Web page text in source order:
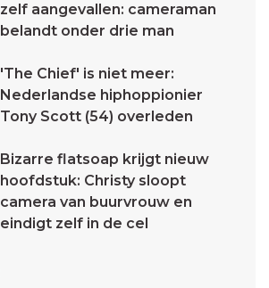
zelf aangevallen: cameraman
belandt onder drie man
'The Chief' is niet meer:
Nederlandse hiphoppionier
Tony Scott (54) overleden
Bizarre flatsoap krijgt nieuw
hoofdstuk: Christy sloopt
camera van buurvrouw en
eindigt zelf in de cel